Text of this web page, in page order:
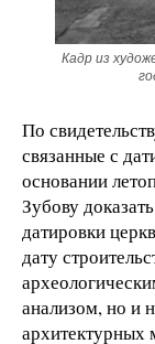
Кадр из
По
связанные с
основании
Зубову
датировки
дату
анализом, но и
архитектурных